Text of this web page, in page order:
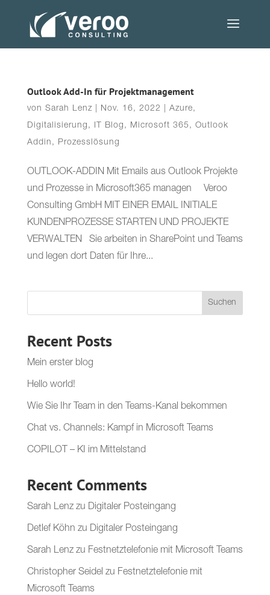
Outlook Add-In für Projektmanagement
von Sarah Lenz| Nov. 16, 2022 Azure,
Digitalisierung , IT Blog , Microsoft 365 , Outlook
Addin , Prozesslösung
OUTLOOK-ADDIN Mit Emails aus Outlook Projekte
und Prozesse in Microsoft365 managen Veroo
Consulting GmbH MIT EINER EMAIL INITIALE
KUNDENPROZESSE STARTEN UND PROJEKTE
VERWALTEN Sie arbeiten in SharePoint und Teams
und legen dort Daten für Ihre...
Suchen
Recent Posts
Mein erster blog
Hello world!
Wie Sie Ihr Team in den Teams-Kanal bekommen
Chat vs. Channels: Kampf in Microsoft Teams
COPILOT – KI im Mittelstand
Recent Comments
Sarah Lenzzu Digitaler Posteingang
Detlef Köhn zu Digitaler Posteingang
Sarah Lenzzu Festnetztelefonie mit Microsoft Teams
Christopher Seidel zu Festnetztelefonie mit
Microsoft Teams